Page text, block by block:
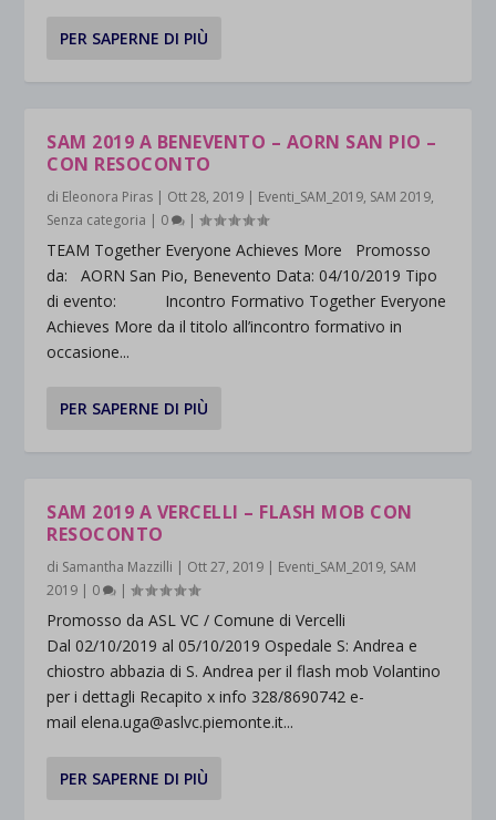
PER SAPERNE DI PIÙ
SAM 2019 A BENEVENTO – AORN SAN PIO –
CON RESOCONTO
di Eleonora Piras | Ott 28, 2019 | Eventi_SAM_2019, SAM 2019,
Senza categoria | 0 |
TEAM Together Everyone Achieves More Promosso
da: AORN San Pio, Benevento Data: 04/10/2019 Tipo
di evento: Incontro Formativo Together Everyone
Achieves More da il titolo all’incontro formativo in
occasione...
PER SAPERNE DI PIÙ
SAM 2019 A VERCELLI – FLASH MOB CON
RESOCONTO
di Samantha Mazzilli | Ott 27, 2019 | Eventi_SAM_2019, SAM
2019 | 0 |
Promosso da ASL VC / Comune di Vercelli
Dal 02/10/2019 al 05/10/2019 Ospedale S: Andrea e
chiostro abbazia di S. Andrea per il flash mob Volantino
per i dettagli Recapito x info 328/8690742 e-
mail elena.uga@aslvc.piemonte.it...
PER SAPERNE DI PIÙ